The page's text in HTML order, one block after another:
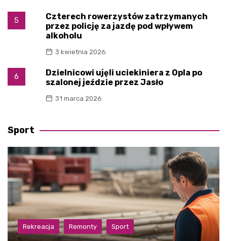
5
Czterech rowerzystów zatrzymanych
przez policję za jazdę pod wpływem
alkoholu
3 kwietnia 2026
6
Dzielnicowi ujęli uciekiniera z Opla po
szalonej jeździe przez Jasło
31 marca 2026
Sport
Rekreacja Remonty Sport